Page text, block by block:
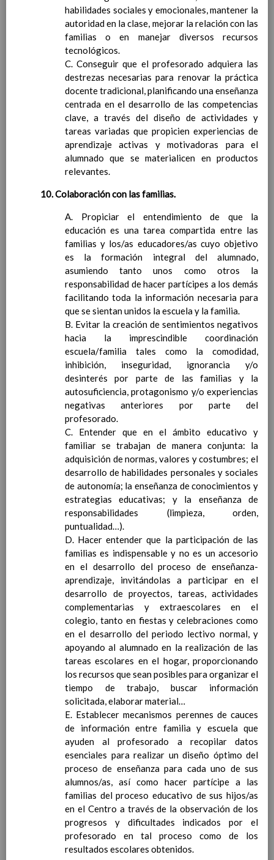
actuaciÃ³n de la ComisiÃ³n de Convivencia
Normas especÃ­ficas para el funcionamiento
del aula de convivencia del centro
Medidas especÃ­ficas para promover la
convivencia en el centro, fomentando el
diÃ¡logo, la corresponsabilidad y la cultura
de paz
Medidas a aplicar en el centro para prevenir,
detectar, mediar y resolver los conflictos que
pudieran plantearse, entre los que se
incluirÃ¡n los compromisos de convivencia
Funciones de los delegados y de las
delegadas del alumnado en la mediaciÃ³n
entre el alumnado
delegado o delegada de los padres y madres
del alumnado
ProgramaciÃ³n de las necesidades de
formaciÃ³n de la Comunidad Educativa en
esta materia
Estrategias para realizar la difusiÃ³n, el
seguimiento y la evaluaciÃ³n del Plan de
Convivencia
Procedimiento para articular la
colaboraciÃ³n con entidades e instituciones
del entorno para la construcciÃ³n de
comunidades educadoras
Procedimiento para la recogida de las
incidencias en materia de convivencia en el
sistema SÃ©neca
18 octubre 2021
Seguimiento del absentismo escolar
actualizaciÃ³n 04/ 09/ 2019
Normas de convivencia del comedor
escolar
Ãšltima actualizaciÃ³n 21/ 10/ 2019
Nuestra propuesta para la
convivencia
Plan de formaciÃ³n del profesorado
PlanificaciÃ³n, horarios de los equipos educativos
y criterios de organizaciÃ³n de horarios
PLANES y PROYECTOS
Plan de Biblioteca Escolar
Otros planes y proyectos (VÃ©ase
ANEXOS)
13 abril 2021
AutoevaluaciÃ³n
R.O.F.
PREÃMBULO
TÃTULO I. EL CENTRO
CapÃ­tulo I. DefiniciÃ³n y clasificaciÃ³n.
CapÃ­tulo II. Jornada, Calendario y Horarios
CapÃ­tulo III. OrganizaciÃ³n de la
vigilancia.
CapÃ­tulo IV. Elementos de identidad del
Centro
TÃTULO II. LA PARTICIPACIÃ“N Y LA
COMUNICACIÃ“N
CapÃ­tulo I. La participaciÃ³n.
CapÃ­tulo II. La comunicaciÃ³n.
17 enero 2020
CapÃ­tulo III. Las Actividades
Complementarias y Extraescolares.
TÃTULO III. Ã“RGANOS DE GOBIERNO.
CapÃ­tulo I. ClasificaciÃ³n
CapÃ­tulo II. El Consejo Escolar.
habilidades sociales y emocionales, mantener la
autoridad en la clase, mejorar la relación con las
familias o en manejar diversos recursos
tecnológicos.
C. Conseguir que el profesorado adquiera las
destrezas necesarias para renovar la práctica
docente tradicional, planificando una enseñanza
centrada en el desarrollo de las competencias
clave, a través del diseño de actividades y
tareas variadas que propicien experiencias de
aprendizaje activas y motivadoras para el
alumnado que se materialicen en productos
relevantes.
10. Colaboración con las familias.
A. Propiciar el entendimiento de que la
educación es una tarea compartida entre las
familias y los/as educadores/as cuyo objetivo
es la formación integral del alumnado,
asumiendo tanto unos como otros la
responsabilidad de hacer partícipes a los demás
facilitando toda la información necesaria para
que se sientan unidos la escuela y la familia.
B. Evitar la creación de sentimientos negativos
hacia la imprescindible coordinación
escuela/familia tales como la comodidad,
inhibición, inseguridad, ignorancia y/o
desinterés por parte de las familias y la
autosuficiencia, protagonismo y/o experiencias
negativas anteriores por parte del
profesorado.
C. Entender que en el ámbito educativo y
familiar se trabajan de manera conjunta: la
adquisición de normas, valores y costumbres; el
desarrollo de habilidades personales y sociales
de autonomía; la enseñanza de conocimientos y
estrategias educativas; y la enseñanza de
responsabilidades (limpieza, orden,
puntualidad…).
D. Hacer entender que la participación de las
familias es indispensable y no es un accesorio
en el desarrollo del proceso de enseñanza-
aprendizaje, invitándolas a participar en el
desarrollo de proyectos, tareas, actividades
complementarias y extraescolares en el
colegio, tanto en fiestas y celebraciones como
en el desarrollo del periodo lectivo normal, y
apoyando al alumnado en la realización de las
tareas escolares en el hogar, proporcionando
los recursos que sean posibles para organizar el
tiempo de trabajo, buscar información
solicitada, elaborar material…
E. Establecer mecanismos perennes de cauces
de información entre familia y escuela que
ayuden al profesorado a recopilar datos
esenciales para realizar un diseño óptimo del
proceso de enseñanza para cada uno de sus
alumnos/as, así como hacer partícipe a las
familias del proceso educativo de sus hijos/as
en el Centro a través de la observación de los
progresos y dificultades indicados por el
profesorado en tal proceso como de los
resultados escolares obtenidos.